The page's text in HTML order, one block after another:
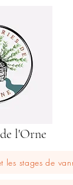
l'Orne
les stages de